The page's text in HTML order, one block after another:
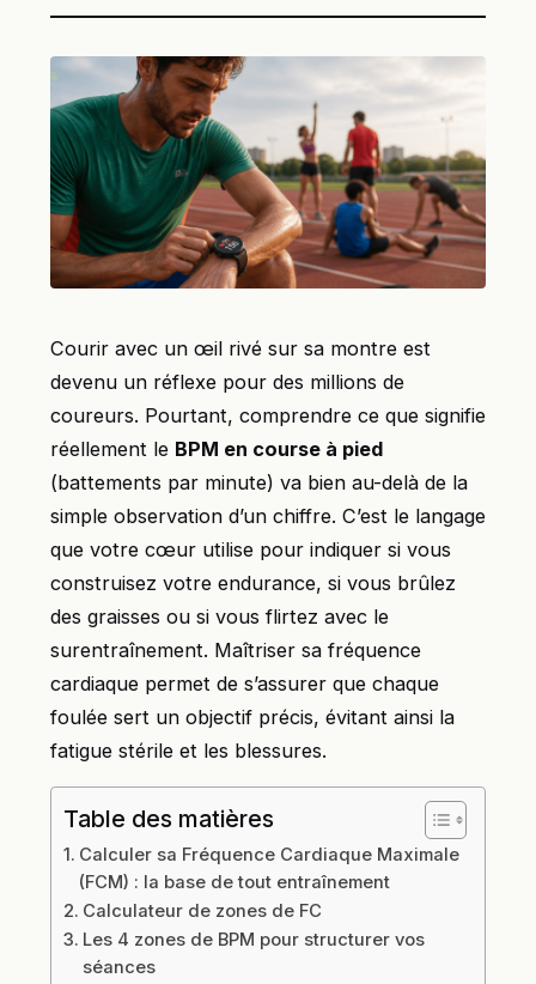
Courir avec un œil rivé sur sa montre est
devenu un réflexe pour des millions de
coureurs. Pourtant, comprendre ce que signifie
réellement le BPM en course à pied
(battements par minute) va bien au-delà de la
simple observation d’un chiffre. C’est le langage
que votre cœur utilise pour indiquer si vous
construisez votre endurance, si vous brûlez
des graisses ou si vous flirtez avec le
surentraînement. Maîtriser sa fréquence
cardiaque permet de s’assurer que chaque
foulée sert un objectif précis, évitant ainsi la
fatigue stérile et les blessures.
Table des matières
Calculer sa Fréquence Cardiaque Maximale
(FCM) : la base de tout entraînement
Calculateur de zones de FC
Les 4 zones de BPM pour structurer vos
séances